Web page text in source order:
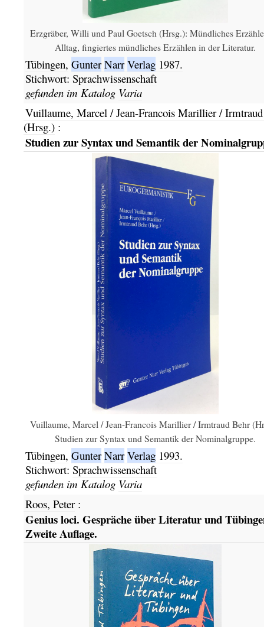
Erzgräber, Willi und Paul Goetsch (Hrsg.): Mündliches
Alltag, fingiertes mündliches Erzählen in der Literatur.
Tübingen, Gunter Narr Verlag 1987.
Stichwort: Sprachwissenschaft
gefunden im Katalog Varia
Vuillaume, Marcel / Jean-Francois Marillier /
(Hrsg.) :
Studien zur Syntax und Semantik der
Vuillaume, Marcel / Jean-Francois Marillier / Irmtraud Behr
Studien zur Syntax und Semantik der Nominalgruppe.
Tübingen, Gunter Narr Verlag 1993.
Stichwort: Sprachwissenschaft
gefunden im Katalog Varia
Roos, Peter:
Genius loci. Gespräche über Literatur und
Zweite Auflage.